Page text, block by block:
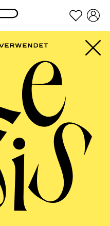
Footer springen
MEDIA